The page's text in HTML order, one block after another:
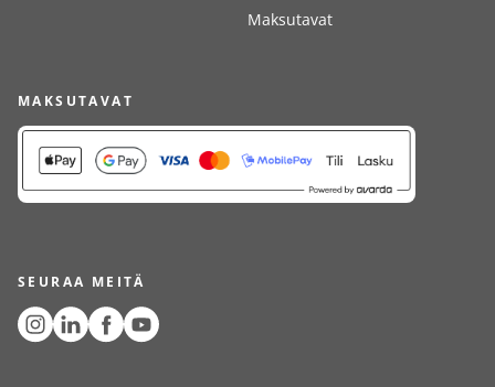
Maksutavat
MAKSUTAVAT
SEURAA MEITÄ